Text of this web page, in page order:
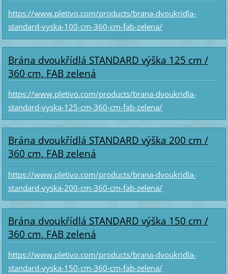
https://www.pletivo.com/products/brana-dvoukridla-
standard-vyska-100-cm-360-cm-fab-zelena/
Brána dvoukřídlá STANDARD výška 125 cm /
360 cm, FAB zelená
https://www.pletivo.com/products/brana-dvoukridla-
standard-vyska-125-cm-360-cm-fab-zelena/
Brána dvoukřídlá STANDARD výška 200 cm /
360 cm, FAB zelená
https://www.pletivo.com/products/brana-dvoukridla-
standard-vyska-200-cm-360-cm-fab-zelena/
Brána dvoukřídlá STANDARD výška 150 cm /
360 cm, FAB zelená
https://www.pletivo.com/products/brana-dvoukridla-
standard-vyska-150-cm-360-cm-fab-zelena/